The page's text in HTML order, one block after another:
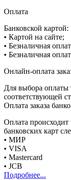
Оплата
Банковской картой:
• Картой на сайте;
• Безналичная
• Безналичная
Онлайн-оплата
Для выбора оплаты
соответствующей
Оплата заказа
Оплата
банковских карт
• МИР
• VISA
• Mastercard
• JCB
Подробнее...